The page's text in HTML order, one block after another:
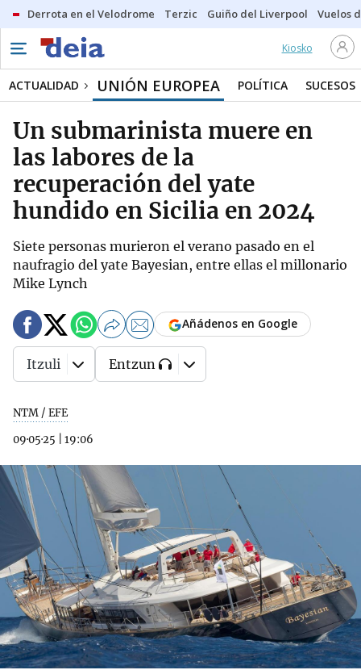
Derrota en el Velodrome Terzic Guiño del Liverpool Vuelos
Kiosko
ACTUALIDAD UNIÓN EUROPEA POLÍTICA SUCESOS
Un submarinista muere en
las labores de la
recuperación del yate
hundido en Sicilia en 2024
Siete personas murieron el verano pasado en el
naufragio del yate Bayesian, entre ellas el millonario
Mike Lynch
NTM / EFE
09·05·25
19:06
Añádenos en Google
Itzuli Entzun